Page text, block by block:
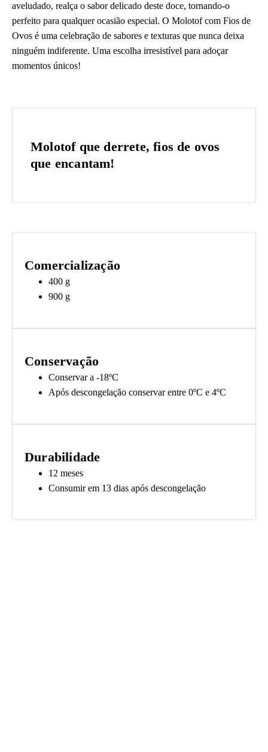
aveludado, realça o sabor delicado deste doce, tornando-o
perfeito para qualquer ocasião especial. O Molotof com Fios de
Ovos é uma celebração de sabores e texturas que nunca deixa
ninguém indiferente. Uma escolha irresistível para adoçar
momentos únicos!
Molotof que derrete, fios de ovos
que encantam!
Comercialização
400 g
900 g
Conservação
Conservar a -18ºC
Após descongelação conservar entre 0ºC e 4ºC
Durabilidade
12 meses
Consumir em 13 dias após descongelação